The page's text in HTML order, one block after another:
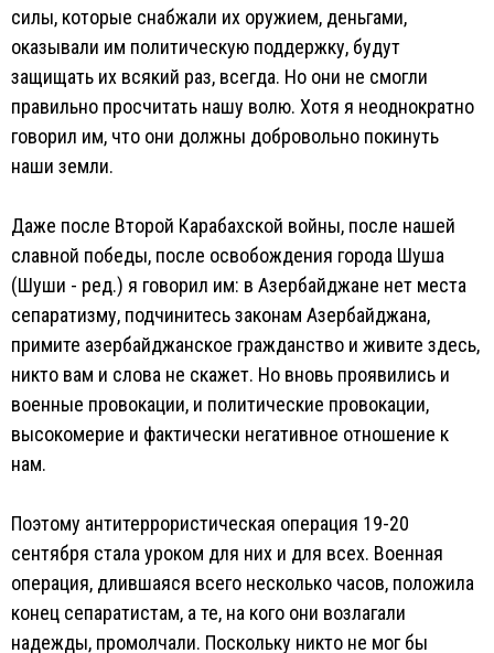
силы, которые снабжали их оружием, деньгами,
оказывали им политическую поддержку, будут
защищать их всякий раз, всегда. Но они не смогли
правильно просчитать нашу волю. Хотя я неоднократно
говорил им, что они должны добровольно покинуть
наши земли.
Даже после Второй Карабахской войны, после нашей
славной победы, после освобождения города Шуша
(Шуши - ред.) я говорил им: в Азербайджане нет места
сепаратизму, подчинитесь законам Азербайджана,
примите азербайджанское гражданство и живите здесь,
никто вам и слова не скажет. Но вновь проявились и
военные провокации, и политические провокации,
высокомерие и фактически негативное отношение к
нам.
Поэтому антитеррористическая операция 19-20
сентября стала уроком для них и для всех. Военная
операция, длившаяся всего несколько часов, положила
конец сепаратистам, а те, на кого они возлагали
надежды, промолчали. Поскольку никто не мог бы